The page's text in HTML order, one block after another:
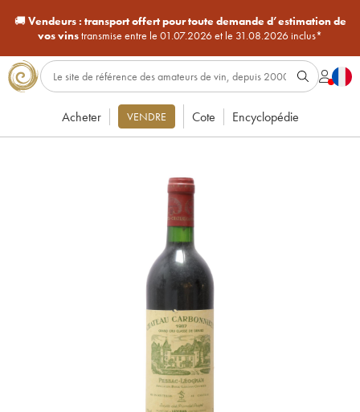
🚚Vendeurs : transport offert pour toute demande d’estimation de
vos vinstransmise entre le 01.07.2026 et le 31.08.2026 inclus*
Acheter VENDRE Cote Encyclopédie